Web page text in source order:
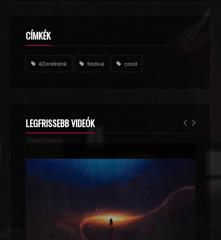
CÍMKÉK
#Zenélnénk festival covid
LEGFRISSEBB VIDEÓK